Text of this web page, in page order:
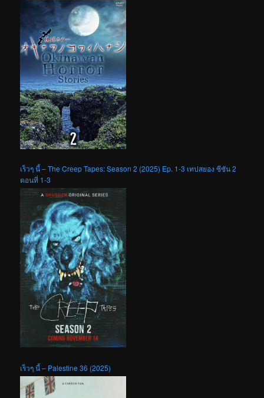
เร็วๆ นี้ – The Creep Tapes: Season 2 (2025) Ep. 1-3 เทปสยอง ซีซัน 2
ตอนที่ 1-3
เร็วๆ นี้ – Palestine 36 (2025)